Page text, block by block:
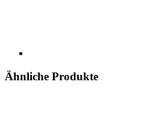
Ähnliche Produkte